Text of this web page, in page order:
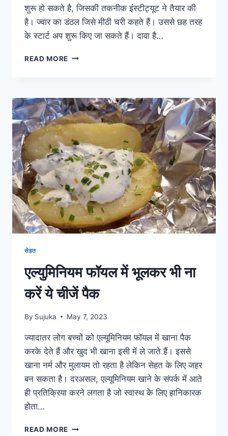
शुरू हो सकते है, जिसकी तकनीक इंस्टीट्यूट ने तैयार की
है। ज्वार का डंठल जिसे मीठी चरी कहते हैं। उससे छह तरह
के स्टार्ट अप शुरू किए जा सकते हैं। दावा है…
READ MORE ज्वार
जूस
से
बनेगी
चीनी,
शहद
से
भी
कम
है
कैलोरी
सेहत
एल्युमिनियम फॉयल में भूलकर भी ना
करें ये चीजें पैक
By Sujuka May 7, 2023
ज्यादातर लोग बच्चों को एल्यूमिनियम फॉयल में खाना पैक
करके देते हैं और खुद भी खाना इसी में ले जाते हैं। इससे
खाना नर्म और मुलायम तो रहता है लेकिन सेहत के लिए जहर
बन सकता है। दरअसल, एल्यूमिनियम खाने के संपर्क में आते
ही प्रतिक्रिया करने लगता है जो स्वास्थ के लिए हानिकारक
होता…
READ MORE एल्युमिनियम